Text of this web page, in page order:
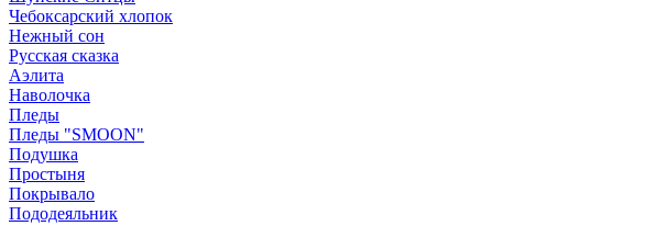
Чебоксарский хлопок
Нежный сон
Русская сказка
Аэлита
Наволочка
Пледы
Пледы "SMOON"
Подушка
Простыня
Покрывало
Пододеяльник